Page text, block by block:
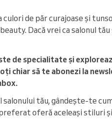
de păr curajoase și
Dacă vrei ca salonul
de specialitate și
chiar să te abonezi la
tău, gândește-te
oferă aceleași stiluri